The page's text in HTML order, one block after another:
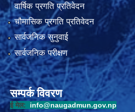
वार्षिक प्रगति प्रतिवेदन
चौमासिक प्रगति प्रतिवेदन
सार्वजनिक सुनुवाई
सार्वजनिक परीक्षण
सम्पर्क विवरण
ई मेल: info@naugadmun.gov.np